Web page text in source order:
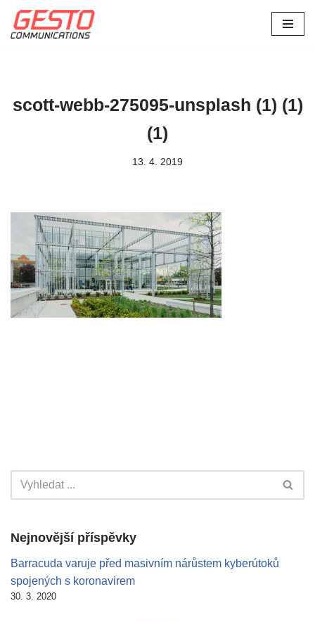
Přeskočit
scott-webb-275095-unsplash (1) (1)
(1)
13. 4. 2019
Nejnovější příspěvky
Barracuda varuje před masivním nárůstem kyberútoků
spojených s koronavirem
30. 3. 2020